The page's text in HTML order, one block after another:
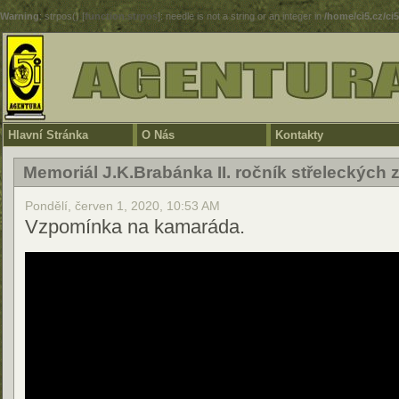
Warning: strpos() [function.strpos]: needle is not a string or an integer in/home/ci5.cz/
Hlavní Stránka O Nás Kontakty
Memoriál J.K.Brabánka II. ročník střeleckých
Pondělí, červen 1, 2020, 10:53 AM
Vzpomínka na kamaráda.